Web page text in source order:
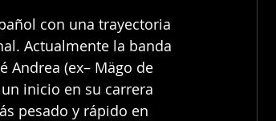
con una trayectoria
Actualmente la banda
Andrea (ex– Mägo de
inicio en su carrera
pesado y rápido en